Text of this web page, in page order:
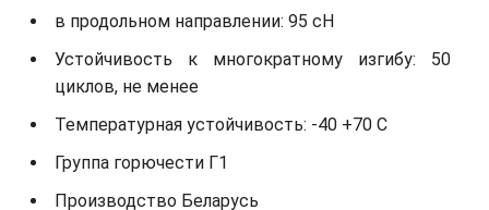
в продольном направлении: 95 сН
Устойчивость к многократному изгибу: 50
циклов, не менее
Температурная устойчивость: -40 +70 С
Группа горючести Г1
Производство Беларусь